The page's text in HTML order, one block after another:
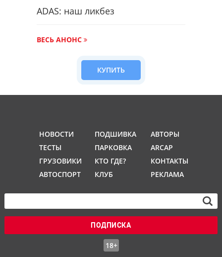
ADAS: наш ликбез
ВЕСЬ АНОНС
КУПИТЬ
НОВОСТИ
ТЕСТЫ
ГРУЗОВИКИ
АВТОСПОРТ
ПОДШИВКА
ПАРКОВКА
КТО ГДЕ?
КЛУБ
АВТОРЫ
ARCAP
КОНТАКТЫ
РЕКЛАМА
ПОДПИСКА
18+